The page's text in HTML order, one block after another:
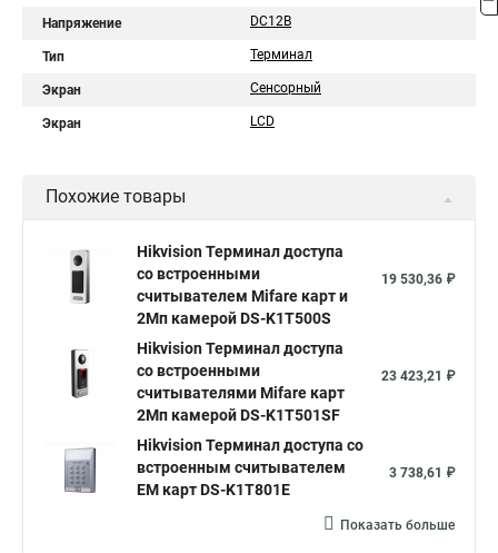
Напряжение DC12В
Тип Терминал
Экран Сенсорный
Экран LCD
Похожие товары
Hikvision Терминал доступа
со встроенными
считывателем Mifare карт и
2Мп камерой DS-K1T500S
19 530,36 ₽
Hikvision Терминал доступа
со встроенными
считывателями Mifare карт
2Мп камерой DS-K1T501SF
23 423,21 ₽
Hikvision Терминал доступа со
встроенным считывателем
EM карт DS-K1T801E
3 738,61 ₽
Показать больше